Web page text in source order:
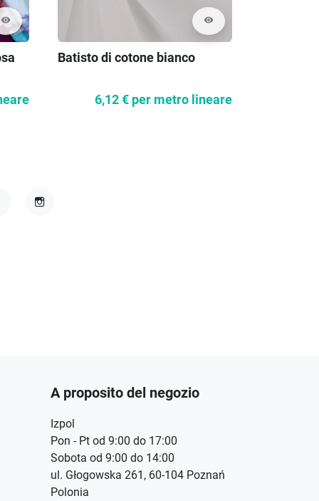
visibility visibility
Batisto di cotone bianco
6,12 € per metro lineare
A proposito del negozio
Izpol
Pon - Pt od 9:00 do 17:00
Sobota od 9:00 do 14:00
ul. Głogowska 261, 60-104 Poznań
Polonia